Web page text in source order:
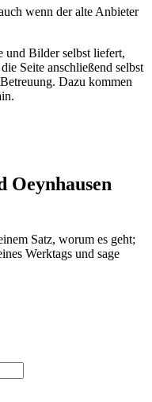
wenn der alte Anbieter
und Bilder selbst liefert,
Seite anschließend selbst
Dazu kommen
Oeynhausen
Satz, worum es geht;
Werktags und sage